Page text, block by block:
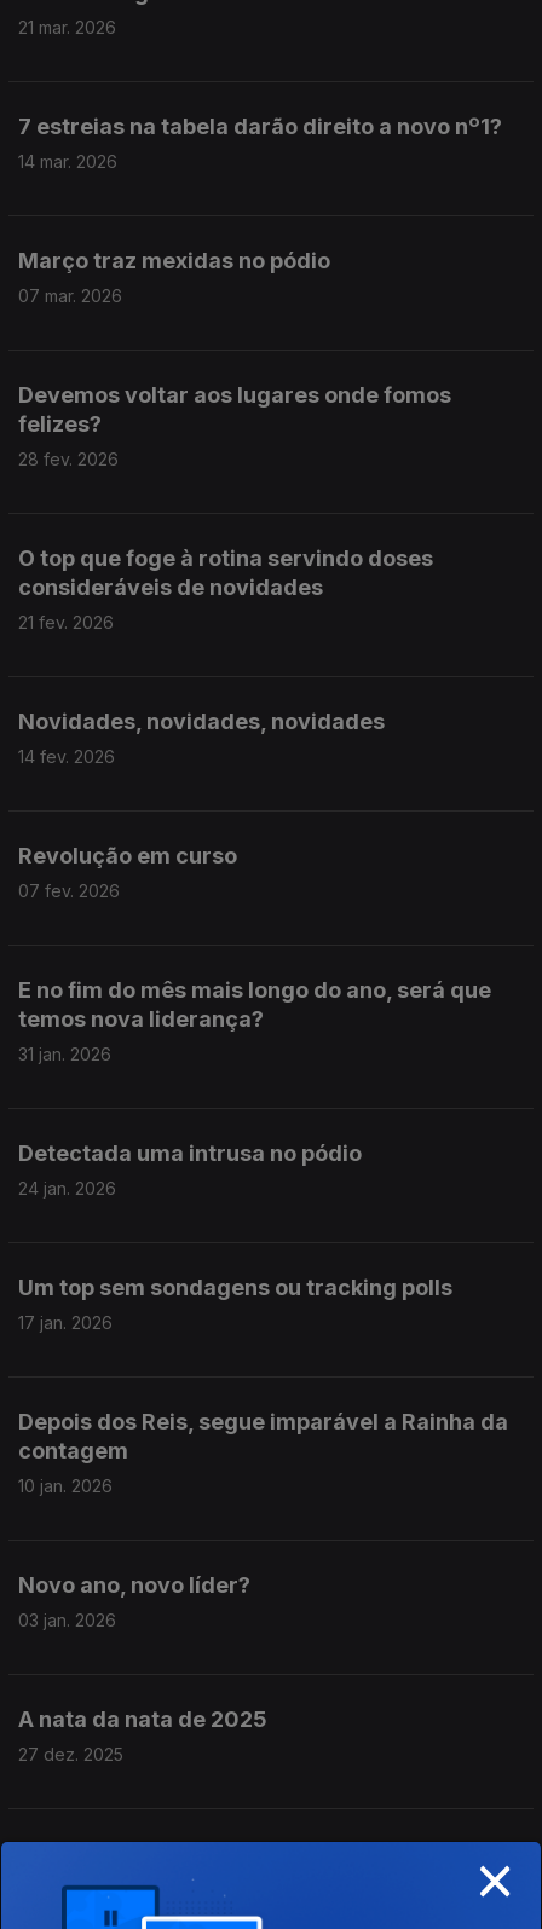
21 mar. 2026
7 estreias na tabela darão direito a novo nº1?
14 mar. 2026
Março traz mexidas no pódio
07 mar. 2026
Devemos voltar aos lugares onde fomos
felizes?
28 fev. 2026
O top que foge à rotina servindo doses
consideráveis de novidades
21 fev. 2026
Novidades, novidades, novidades
14 fev. 2026
Revolução em curso
07 fev. 2026
E no fim do mês mais longo do ano, será que
temos nova liderança?
31 jan. 2026
Detectada uma intrusa no pódio
24 jan. 2026
Um top sem sondagens ou tracking polls
17 jan. 2026
Depois dos Reis, segue imparável a Rainha da
contagem
10 jan. 2026
Novo ano, novo líder?
03 jan. 2026
A nata da nata de 2025
27 dez. 2025
som de belas cantigas?
20 dez. 2025
×